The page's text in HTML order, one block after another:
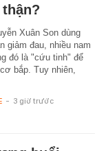
Xuân Son dùng
giảm đau, nhiều nam
đó là "cứu tinh" để
bắp. Tuy nhiên,
- 3 giờ trước